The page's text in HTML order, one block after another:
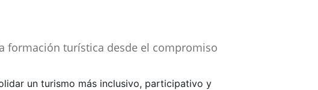
formación turística desde el compromiso
un turismo más inclusivo, participativo y